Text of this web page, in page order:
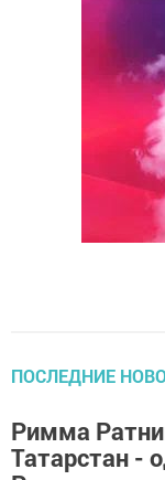
ПОСЛЕДНИЕ
Римма
Татарстан -